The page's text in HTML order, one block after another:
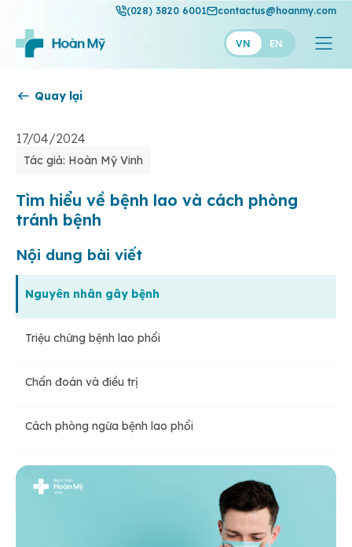
(028) 3820 6001 contactus@hoanmy.com
VN EN
Thuận Mỹ
Quay lại
17/04/2024
Tác giả: Hoàn Mỹ Vinh
Tìm hiểu về bệnh lao và cách phòng
tránh bệnh
Nội dung bài viết
Nguyên nhân gây bệnh
Triệu chứng bệnh lao phổi
Chẩn đoán và điều trị
Cách phòng ngừa bệnh lao phổi